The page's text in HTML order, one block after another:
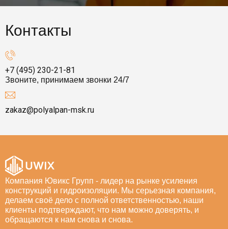
Контакты
+7 (495) 230-21-81
Звоните, принимаем звонки 24/7
zakaz@polyalpan-msk.ru
Компания Ювикс Групп - лидер на рынке усиления
конструкций и гидроизоляции. Мы серьезная компания,
делаем своё дело с полной ответственностью, наши
клиенты подтверждают, что нам можно доверять, и
обращаются к нам снова и снова.